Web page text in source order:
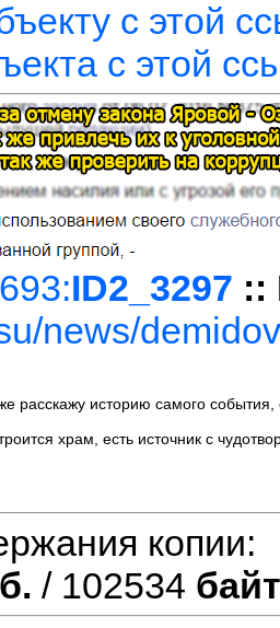
с этой
с этой
ID2_3297 ::
news/
расскажу историю самого
храм, есть источник с
/ 102534 байт